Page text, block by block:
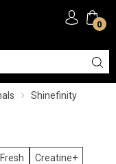
0
Shinefinity
Creatine+